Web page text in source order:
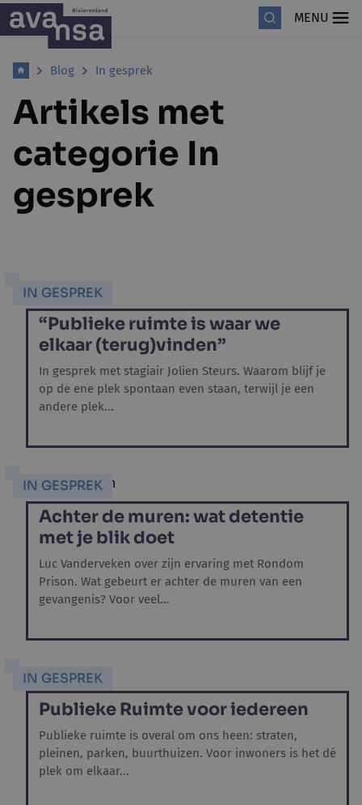
MENU
Blog In gesprek
Artikels met
categorie In
gesprek
IN GESPREK
“Publieke ruimte is waar we
elkaar (terug)vinden”
In gesprek met stagiair Jolien Steurs. Waarom blijf je
op de ene plek spontaan even staan, terwijl je een
andere plek...
IN GESPREK
Achter de muren: wat detentie
met je blik doet
Luc Vanderveken over zijn ervaring met Rondom
Prison. Wat gebeurt er achter de muren van een
gevangenis? Voor veel...
IN GESPREK
Publieke Ruimte voor iedereen
Publieke ruimte is overal om ons heen: straten,
pleinen, parken, buurthuizen. Voor inwoners is het dé
plek om elkaar...